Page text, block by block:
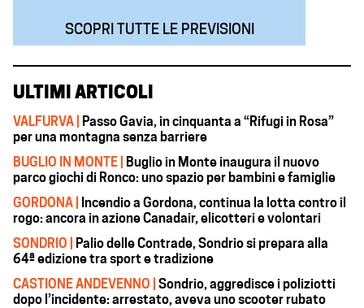
SCOPRI TUTTE LE PREVISIONI
ULTIMI ARTICOLI
VALFURVA | Passo Gavia, in cinquanta a “Rifugi in Rosa”
per una montagna senza barriere
BUGLIO IN MONTE | Buglio in Monte inaugura il nuovo
parco giochi di Ronco: uno spazio per bambini e famiglie
GORDONA | Incendio a Gordona, continua la lotta contro il
rogo: ancora in azione Canadair, elicotteri e volontari
SONDRIO | Palio delle Contrade, Sondrio si prepara alla
64ª edizione tra sport e tradizione
CASTIONE ANDEVENNO | Sondrio, aggredisce i poliziotti
dopo l’incidente: arrestato, aveva uno scooter rubato